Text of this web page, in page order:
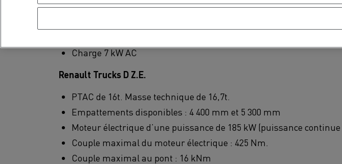
Vitesse maximale : 100 km/h
Charge 7 kW AC
Renault Trucks D Z.E.
PTAC de 16t. Masse technique de 16,7t.
Empattements disponibles : 4 400 mm et 5 300 mm
Moteur électrique d’une puissance de 185 kW (puissance continue
Couple maximal du moteur électrique : 425 Nm.
Couple maximal au pont : 16 kNm